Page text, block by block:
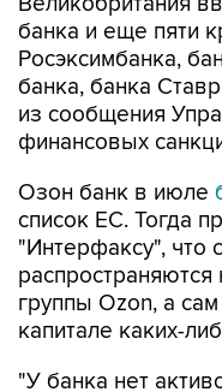
банка и еще пяти
Росэксимбанка,
банка, банка
из сообщения
финансовых
Озон банк в июле
список ЕС. Тогда
"Интерфаксу", что
группы Ozon, а
капитале каких-
"У банка нет